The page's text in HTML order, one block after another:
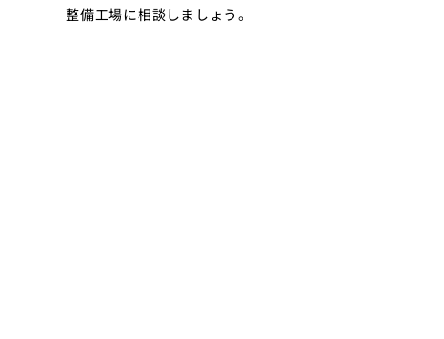
整備工場に相談しましょう。